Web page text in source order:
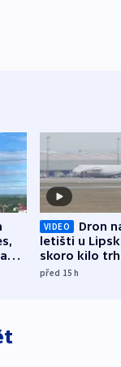
VIDEO
Dron
letišti u
skoro kilo
indicie
před 15h